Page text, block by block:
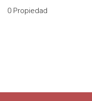
0 Propiedad